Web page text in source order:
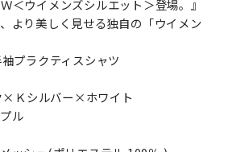
＜ウイメンズシルエット＞登場。』
より美しく見せる独自の「ウイメン
プラクティスシャツ
×Ｋシルバー×ホワイト
ル